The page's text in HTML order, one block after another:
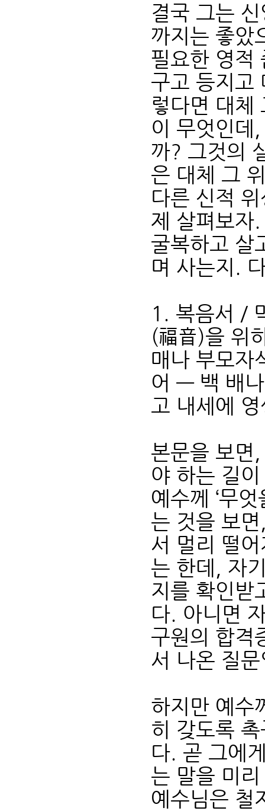
결국 그는
까지는 좋았
필요한 영적
구고 등지고
렇다면 대체
이 무엇인데
까? 그것의
은 대체 그
다른 신적
제 살펴보
굴복하고 살
며 사는지.
1. 복음서 /
(福音)을 위
매나 부모자
어 — 백 배
고 내세에
본문을 보면
야 하는 길
예수께 ‘무
는 것을 보
서 멀리 떨
는 한데, 자
지를 확인받
다. 아니면
구원의 합격
서 나온 질
하지만 예수
히 갖도록
다. 곧 그에
는 말을 미
예수님은 철